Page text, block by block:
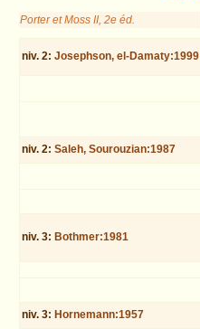
Porter et Moss II, 2e éd.
niv. 2:Josephson, el-Damaty:1999
niv. 2:Saleh, Sourouzian:1987
niv. 3: Bothmer:1981
niv. 3: Hornemann:1957